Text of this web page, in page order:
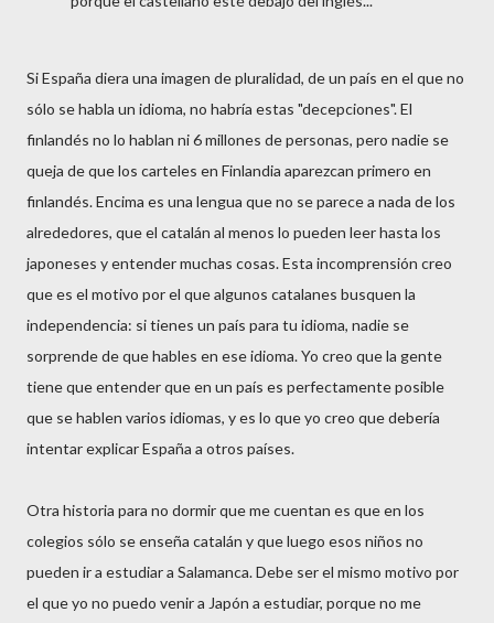
Si España diera una imagen de pluralidad, de un país en el que no
sólo se habla un idioma, no habría estas "decepciones". El
finlandés no lo hablan ni 6 millones de personas, pero nadie se
queja de que los carteles en Finlandia aparezcan primero en
finlandés. Encima es una lengua que no se parece a nada de los
alrededores, que el catalán al menos lo pueden leer hasta los
japoneses y entender muchas cosas. Esta incomprensión creo
que es el motivo por el que algunos catalanes busquen la
independencia: si tienes un país para tu idioma, nadie se
sorprende de que hables en ese idioma. Yo creo que la gente
tiene que entender que en un país es perfectamente posible
que se hablen varios idiomas, y es lo que yo creo que debería
intentar explicar España a otros países.
Otra historia para no dormir que me cuentan es que en los
colegios sólo se enseña catalán y que luego esos niños no
pueden ir a estudiar a Salamanca. Debe ser el mismo motivo por
el que yo no puedo venir a Japón a estudiar, porque no me